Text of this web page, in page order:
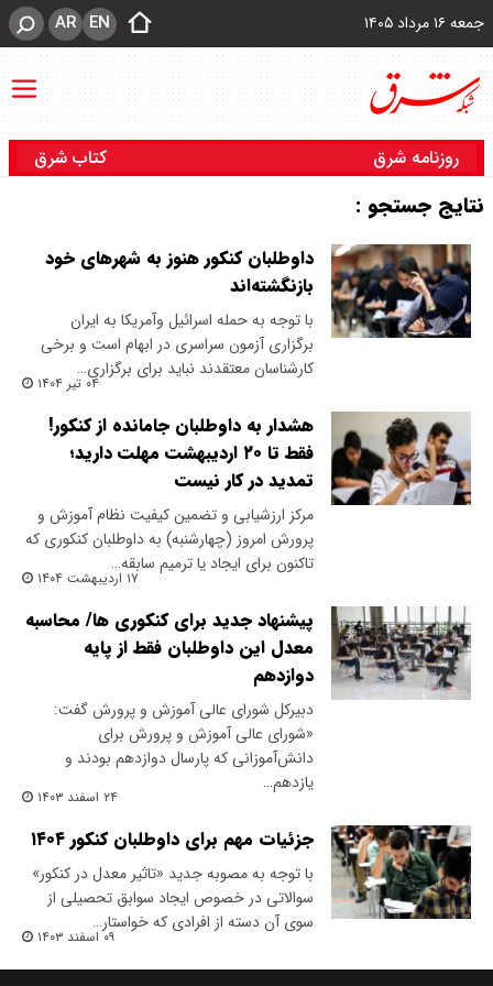
جمعه ۱۶ مرداد ۱۴۰۵ EN
AR
روزنامه شرق کتاب شرق
نتایج جستجو :
داوطلبان کنکور هنوز به شهرهای خود
بازنگشته‌اند
با توجه به حمله اسرائیل وآمریکا به ایران
برگزاری آزمون سراسری در ابهام است و برخی
کارشناسان معتقدند نباید برای برگزاری…
۰۴ تیر ۱۴۰۴
هشدار به داوطلبان جامانده از کنکور!
فقط تا ۲۰ اردیبهشت مهلت دارید؛
تمدید در کار نیست
مرکز ارزشیابی و تضمین کیفیت نظام آموزش و
پرورش امروز (چهارشنبه) به داوطلبان کنکوری که
تاکنون برای ایجاد یا ترمیم سابقه…
۱۷ اردیبهشت ۱۴۰۴
پیشنهاد جدید برای کنکوری ها/ محاسبه
معدل این داوطلبان فقط از پایه
دوازدهم
دبیرکل شورای عالی آموزش و پرورش گفت:
«شورای عالی آموزش و پرورش برای
دانش‌آموزانی که پارسال دوازدهم بودند و
یازدهم…
۲۴ اسفند ۱۴۰۳
جزئیات مهم برای داوطلبان کنکور ۱۴۰۴
با توجه به مصوبه جدید «تاثیر معدل در کنکور»
سوالاتی در خصوص ایجاد سوابق تحصیلی از
سوی آن دسته از افرادی که خواستار…
۰۹ اسفند ۱۴۰۳